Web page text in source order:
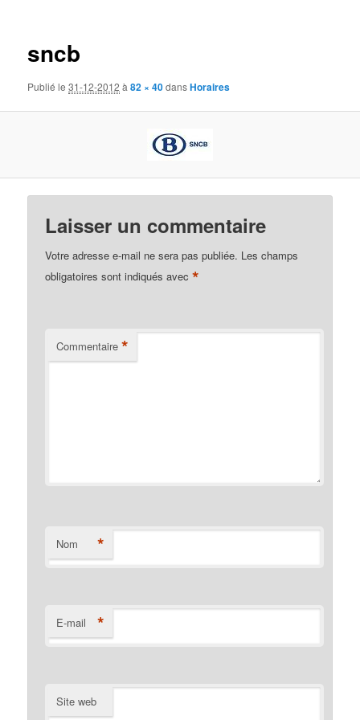
sncb
Publié le31-12-2012 à82 × 40dansHoraires
Laisser un commentaire
Votre adresse e-mail ne sera pas publiée. Les champs
obligatoires sont indiqués avec*
Commentaire *
Nom *
E-mail *
Site web